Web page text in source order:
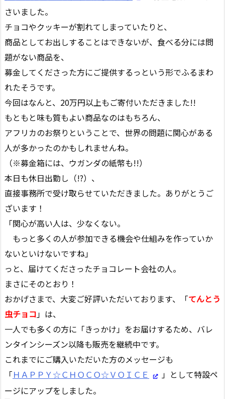
さいました。
チョコやクッキーが割れてしまっていたりと、
商品としてお出しすることはできないが、食べる分には問
題がない商品を、
募金してくださった方にご提供するっという形でふるまわ
れたそうです。
今回はなんと、20万円以上もご寄付いただきました!!
もともと味も質もよい商品なのはもちろん、
アフリカのお祭りということで、世界の問題に関心がある
人が多かったのかもしれませんね。
（※募金箱には、ウガンダの紙幣も!!）
本日も休日出勤し（!?）、
直接事務所で受け取らせていただきました。ありがとうご
ざいます！
「関心が高い人は、少なくない。
もっと多くの人が参加できる機会や仕組みを作っていか
ないといけないですね」
っと、届けてくださったチョコレート会社の人。
まさにそのとおり！
おかげさまで、大変ご好評いただいております、「てんとう
虫チョコ」は、
一人でも多くの方に「きっかけ」をお届けするため、バレ
ンタインシーズン以降も販売を継続中です。
これまでにご購入いただいた方のメッセージも
「ＨＡＰＰＹ☆ＣＨＯＣＯ☆ＶＯＩＣＥ
」として特設ペ
ージにアップをしました。